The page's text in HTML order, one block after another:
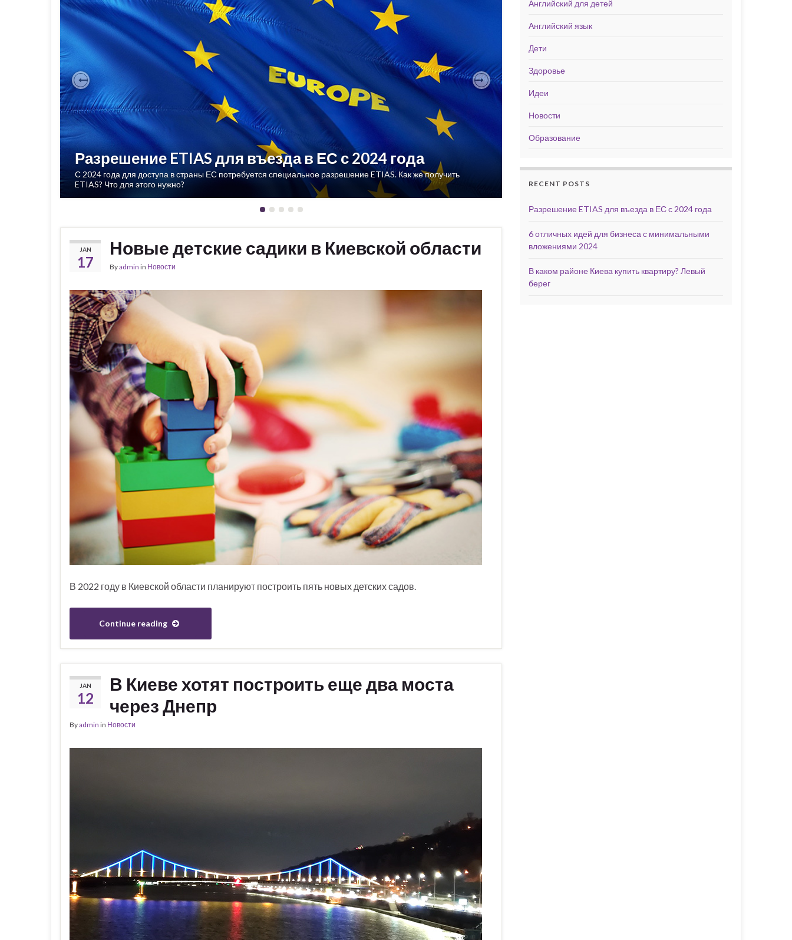
Разрешение ETIAS для въезда в ЕС с 2024 года
С 2024 года для доступа в страны ЕС потребуется специальное разрешение ETIAS. Как же получить
ETIAS? Что для этого нужно?
Previous Next
JAN
17
Новые детские садики в Киевской области
Byadmin in Новости
В 2022 году в Киевской области планируют построить пять новых детских садов.
Continue reading
JAN
12
В Киеве хотят построить еще два моста
через Днепр
Byadmin in Новости
Английский для детей
Английский язык
Дети
Здоровье
Идеи
Новости
Образование
RECENT POSTS
Разрешение ETIAS для въезда в ЕС с 2024 года
6 отличных идей для бизнеса с минимальными
вложениями 2024
В каком районе Киева купить квартиру? Левый
берег